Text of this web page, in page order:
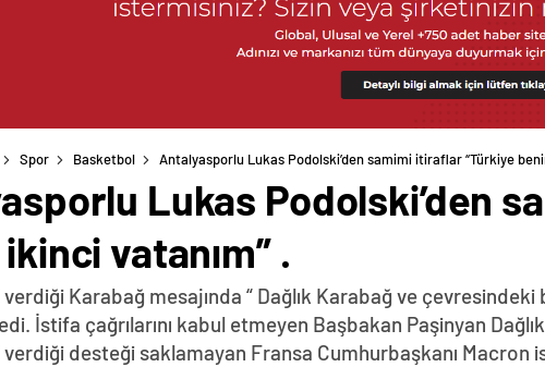
Spor Basketbol Antalyasporlu Lukas Podolski’den samimi itiraflar “Türkiye
Lukas Podolski’den
vatanım” .
Karabağ mesajında “ Dağlık Karabağ ve
İstifa çağrılarını kabul etmeyen Başbakan Paşinyan
desteği saklamayan Fransa Cumhurbaşkanı